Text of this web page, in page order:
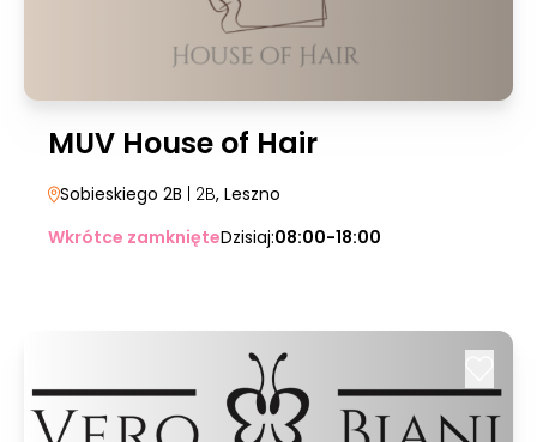
MUV House of Hair
Sobieskiego 2B | 2B, Leszno
Wkrótce zamknięteDzisiaj:08:00-18:00